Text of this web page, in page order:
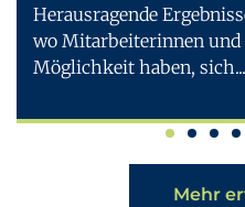
Herausragende
wo Mitarbeiterinnen
Möglichkeit haben, sich...
Mehr